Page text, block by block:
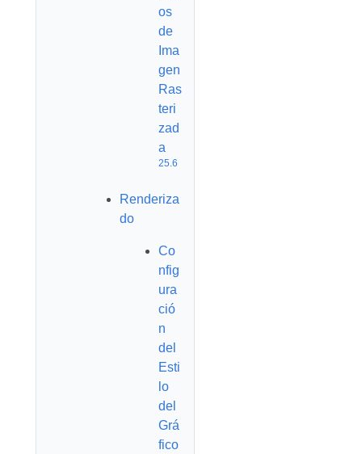
os
de
Ima
gen
Ras
teri
zad
a
25.6
Renderiza
do
Co
nfig
ura
ció
n
del
Esti
lo
del
Grá
fico